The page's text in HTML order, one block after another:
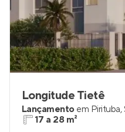
Longitude Tietê
Lançamento em Pirituba,
17 a 28 m²